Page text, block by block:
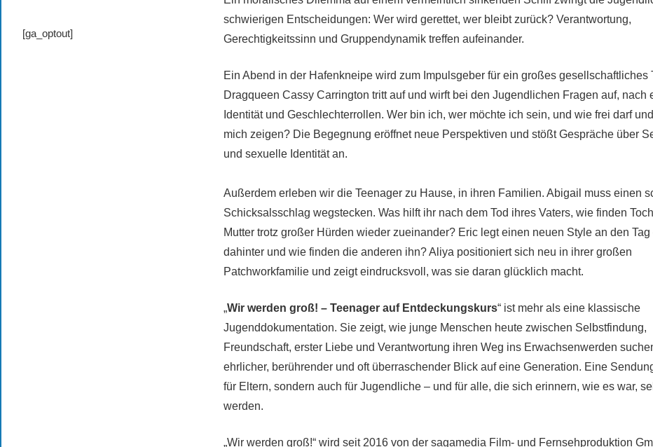
schwierigen Entscheidungen: Wer wird gerettet, wer bleibt zurück? Verantwortung,
Gerechtigkeitssinn und Gruppendynamik treffen aufeinander.
Ein Abend in der Hafenkneipe wird zum Impulsgeber für ein großes gesellschaftliches
Dragqueen Cassy Carrington tritt auf und wirft bei den Jugendlichen Fragen auf, nach
Identität und Geschlechterrollen. Wer bin ich, wer möchte ich sein, und wie frei darf
mich zeigen? Die Begegnung eröffnet neue Perspektiven und stößt Gespräche über
und sexuelle Identität an.
Außerdem erleben wir die Teenager zu Hause, in ihren Familien. Abigail muss einen
Schicksalsschlag wegstecken. Was hilft ihr nach dem Tod ihres Vaters, wie finden
Mutter trotz großer Hürden wieder zueinander? Eric legt einen neuen Style an den
dahinter und wie finden die anderen ihn? Aliya positioniert sich neu in ihrer großen
Patchworkfamilie und zeigt eindrucksvoll, was sie daran glücklich macht.
„Wir werden groß! – Teenager auf Entdeckungskurs“ ist mehr als eine klassische
Jugenddokumentation. Sie zeigt, wie junge Menschen heute zwischen Selbstfindung,
Freundschaft, erster Liebe und Verantwortung ihren Weg ins Erwachsenwerden
ehrlicher, berührender und oft überraschender Blick auf eine Generation. Eine
für Eltern, sondern auch für Jugendliche – und für alle, die sich erinnern, wie es war,
werden.
„Wir werden groß!“ wird seit 2016 von der sagamedia Film- und Fernsehproduktion
[ga_optout]